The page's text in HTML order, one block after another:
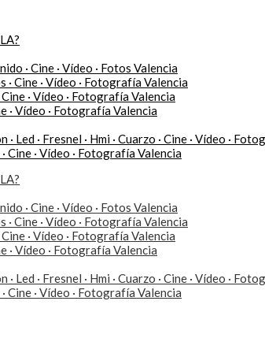
· Cine · Vídeo · Fotos Valencia
Cine · Vídeo · Fotografía Valencia
· Vídeo · Fotografía Valencia
· Vídeo · Fotografía Valencia
Led · Fresnel · Hmi · Cuarzo · Cine · Vídeo ·
Cine · Vídeo · Fotografía Valencia
· Cine · Vídeo · Fotos Valencia
Cine · Vídeo · Fotografía Valencia
· Vídeo · Fotografía Valencia
· Vídeo · Fotografía Valencia
Led · Fresnel · Hmi · Cuarzo · Cine · Vídeo ·
Cine · Vídeo · Fotografía Valencia